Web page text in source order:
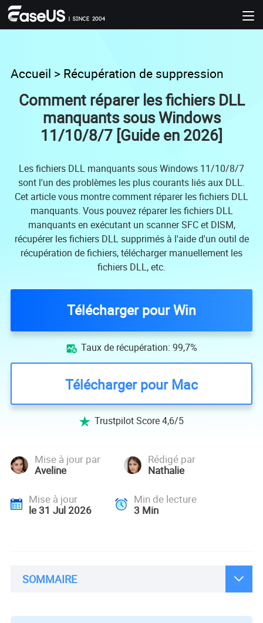
Accueil > Récupération de suppression
Comment réparer les fichiers DLL
manquants sous Windows
11/10/8/7 [Guide en 2026]
Les fichiers DLL manquants sous Windows 11/10/8/7
sont l'un des problèmes les plus courants liés aux DLL.
Cet article vous montre comment réparer les fichiers DLL
manquants. Vous pouvez réparer les fichiers DLL
manquants en exécutant un scanner SFC et DISM,
récupérer les fichiers DLL supprimés à l'aide d'un outil de
récupération de fichiers, télécharger manuellement les
fichiers DLL, etc.
Télécharger pour Win
 Taux de récupération: 99,7%
Télécharger pour Mac
 Trustpilot Score 4,6/5
Mise à jour par
Aveline
Rédigé par
Nathalie
Mise à jour
le 31 Jul 2026
Min de lecture
3 Min
SOMMAIRE 